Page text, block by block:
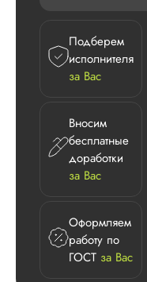
Подберем
исполнителя
за Вас
Вносим
бесплатные
доработки
за Вас
Оформляем
работу по
ГОСТ за Вас